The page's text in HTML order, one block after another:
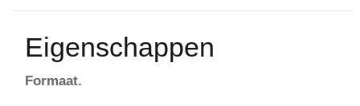
Eigenschappen
Formaat.